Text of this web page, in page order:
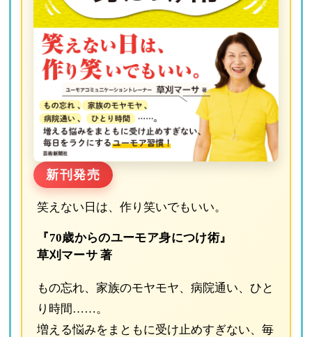
新刊発売
笑えない日は、作り笑いでもいい。
『70歳からのユーモア身につけ術』
草刈マーサ 著
もの忘れ、家族のモヤモヤ、病院通い、ひと
り時間……。
増える悩みをまともに受け止めすぎない、毎